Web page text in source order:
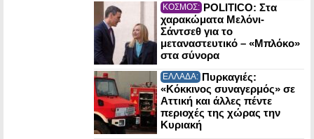
ΚΟΣΜΟΣ: POLITICO: Στα
χαρακώματα Μελόνι-
Σάντσεθ για το
μεταναστευτικό – «Μπλόκο»
στα σύνορα
ΕΛΛΑΔΑ: Πυρκαγιές:
«Κόκκινος συναγερμός» σε
Αττική και άλλες πέντε
περιοχές της χώρας την
Κυριακή